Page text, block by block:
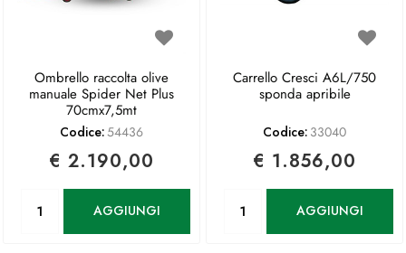
Ombrello raccolta olive
manuale Spider Net Plus
70cmx7,5mt
Codice:54436
€ 2.190,00
AGGIUNGI
Carrello Cresci A6L/750
sponda apribile
Codice: 33040
€ 1.856,00
AGGIUNGI